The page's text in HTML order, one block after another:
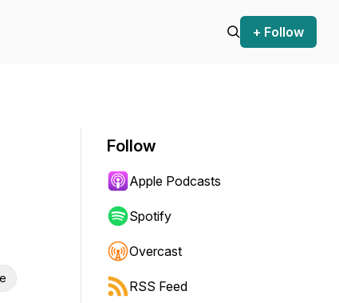
+ Follow
Follow
Apple Podcasts
Spotify
Overcast
RSS Feed